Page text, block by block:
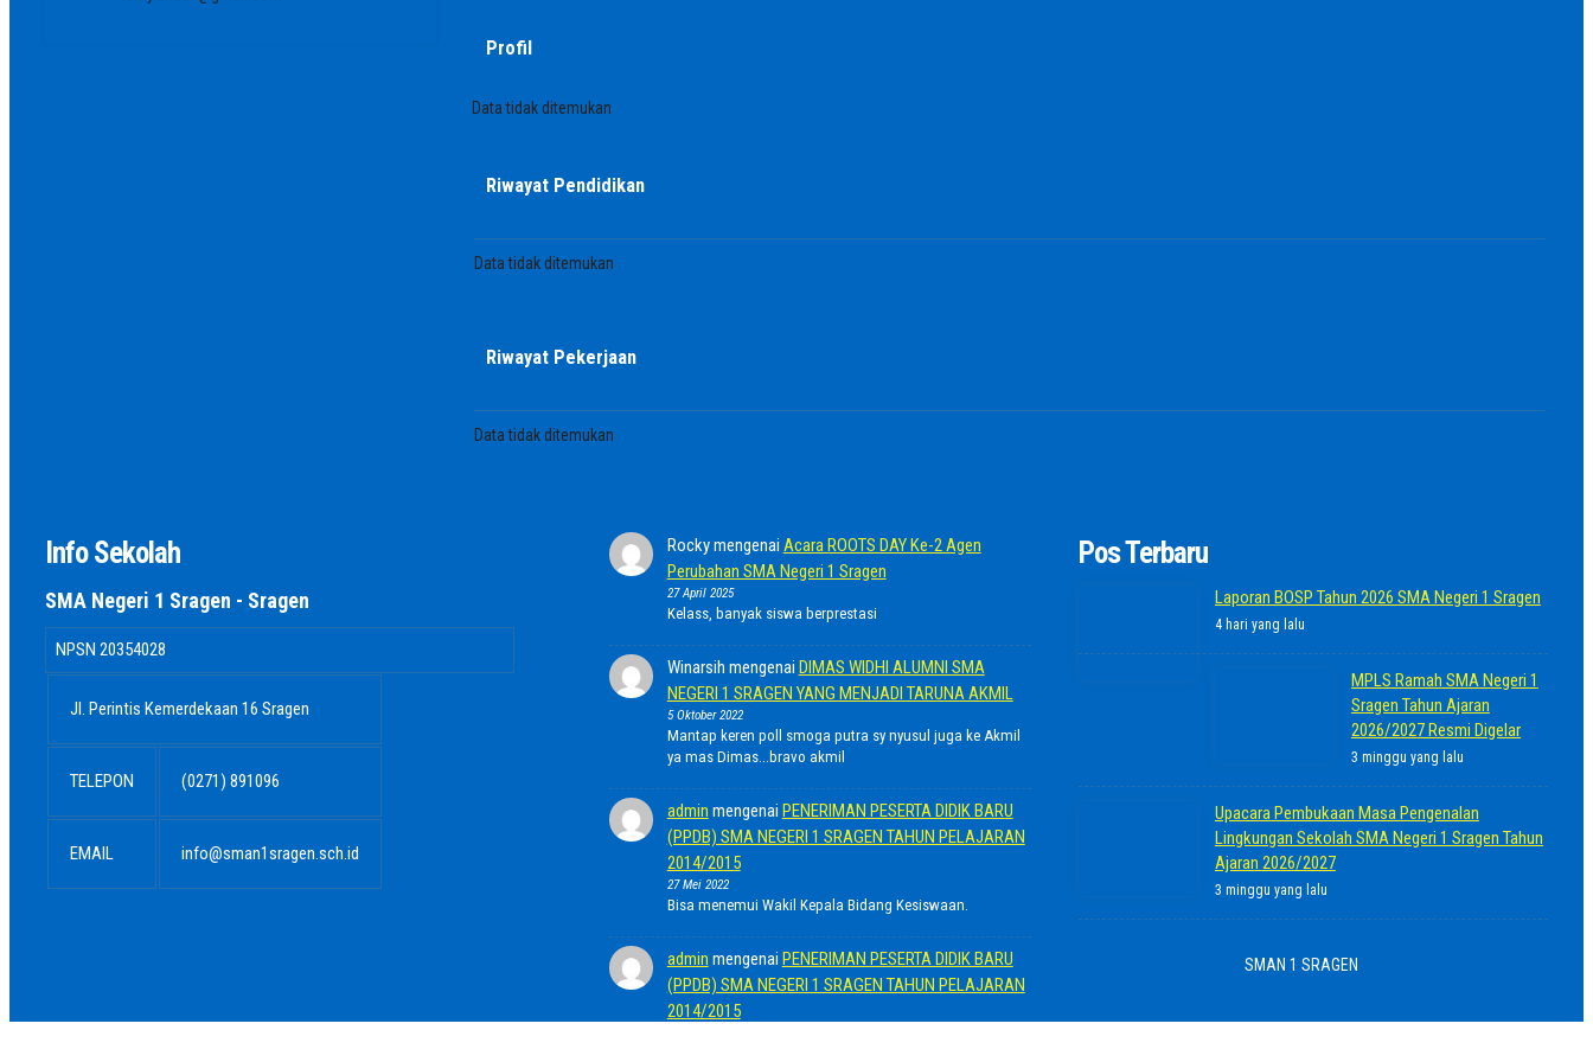
Profil
Data tidak ditemukan
Riwayat Pendidikan
Data tidak ditemukan
Riwayat Pekerjaan
Data tidak ditemukan
Info Sekolah
SMA Negeri 1 Sragen - Sragen
NPSN 20354028
Jl. Perintis Kemerdekaan 16 Sragen
TELEPON (0271) 891096
EMAIL info@sman1sragen.sch.id
Rockymengenai Acara ROOTS DAY Ke-2 Agen
Perubahan SMA Negeri 1 Sragen
27 April 2025
Kelass, banyak siswa berprestasi
Winarsih mengenai DIMAS WIDHI ALUMNI SMA
NEGERI 1 SRAGEN YANG MENJADI TARUNA AKMIL
5 Oktober 2022
Mantap keren poll smoga putra sy nyusul juga ke Akmil
ya mas Dimas...bravo akmil
admin mengenai PENERIMAN PESERTA DIDIK BARU
(PPDB) SMA NEGERI 1 SRAGEN TAHUN PELAJARAN
2014/2015
27 Mei 2022
Bisa menemui Wakil Kepala Bidang Kesiswaan.
admin mengenai PENERIMAN PESERTA DIDIK BARU
(PPDB) SMA NEGERI 1 SRAGEN TAHUN PELAJARAN
2014/2015
Pos Terbaru
Laporan BOSP Tahun 2026 SMA Negeri 1 Sragen
4 hari yang lalu
MPLS Ramah SMA Negeri 1
Sragen Tahun Ajaran
2026/2027 Resmi Digelar
3 minggu yang lalu
Upacara Pembukaan Masa Pengenalan
Lingkungan Sekolah SMA Negeri 1 Sragen Tahun
Ajaran 2026/2027
3 minggu yang lalu
SMAN 1 SRAGEN